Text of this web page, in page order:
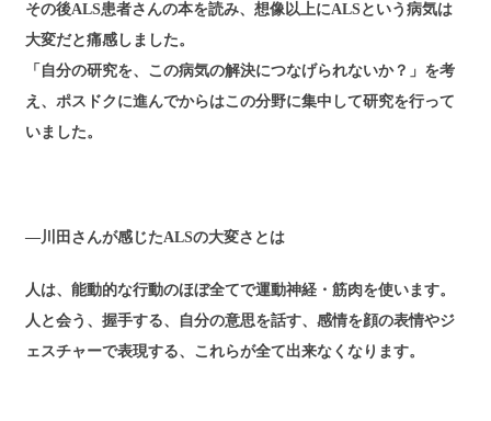
その後ALS患者さんの本を読み、想像以上にALSという病気は
大変だと痛感しました。
「自分の研究を、この病気の解決につなげられないか？」を考
え、ポスドクに進んでからはこの分野に集中して研究を行って
いました。
―川田さんが感じたALSの大変さとは
人は、能動的な行動のほぼ全てで運動神経・筋肉を使います。
人と会う、握手する、自分の意思を話す、感情を顔の表情やジ
ェスチャーで表現する、これらが全て出来なくなります。